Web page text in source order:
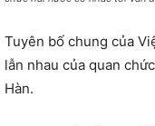
Tuyên bố chung của
lẫn nhau của quan
Hàn.